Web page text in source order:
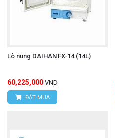
Lò nung DAIHAN FX-14 (14L)
60,225,000 VND
ĐẶT MUA